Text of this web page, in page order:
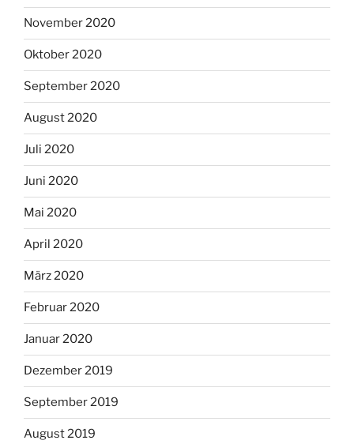
November 2020
Oktober 2020
September 2020
August 2020
Juli 2020
Juni 2020
Mai 2020
April 2020
März 2020
Februar 2020
Januar 2020
Dezember 2019
September 2019
August 2019